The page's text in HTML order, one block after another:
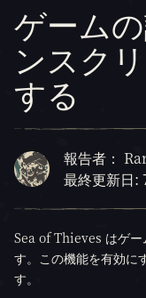
ゲーム
ンスク
する
報告者：
最終更新日:
Sea of Thieves はゲー
す。この機能を有効に
す。